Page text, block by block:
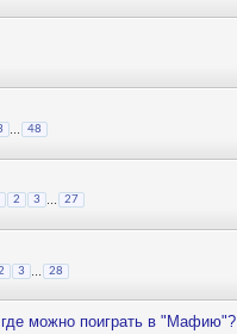
48
2 3 27
3 28
можно поиграть в "Мафию"?